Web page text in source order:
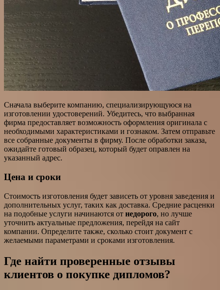
Сначала выберите компанию, специализирующуюся на
изготовлении удостоверений. Убедитесь, что выбранная
фирма предоставляет возможность оформления оригинала с
необходимыми характеристиками и гознаком. Затем отправьте
все собранные документы в фирму. После обработки заказа,
ожидайте готовый образец, который будет оправлен на
указанный адрес.
Цена и сроки
Стоимость изготовления будет зависеть от уровня заведения и
дополнительных услуг, таких как доставка. Средние расценки
на подобные услуги начинаются от недорого, но лучше
уточнить актуальные предложения, перейдя на сайт
компании. Определите также, сколько стоит документ с
желаемыми параметрами и сроками изготовления.
Где найти проверенные отзывы
клиентов о покупке дипломов?